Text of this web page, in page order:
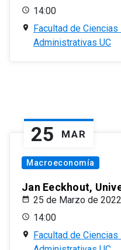
14:00
Facultad de
Administrativas UC
25 MAR
Macroeconomía
Jan Eeckhout,
25 de Marzo de 2022
14:00
Facultad de